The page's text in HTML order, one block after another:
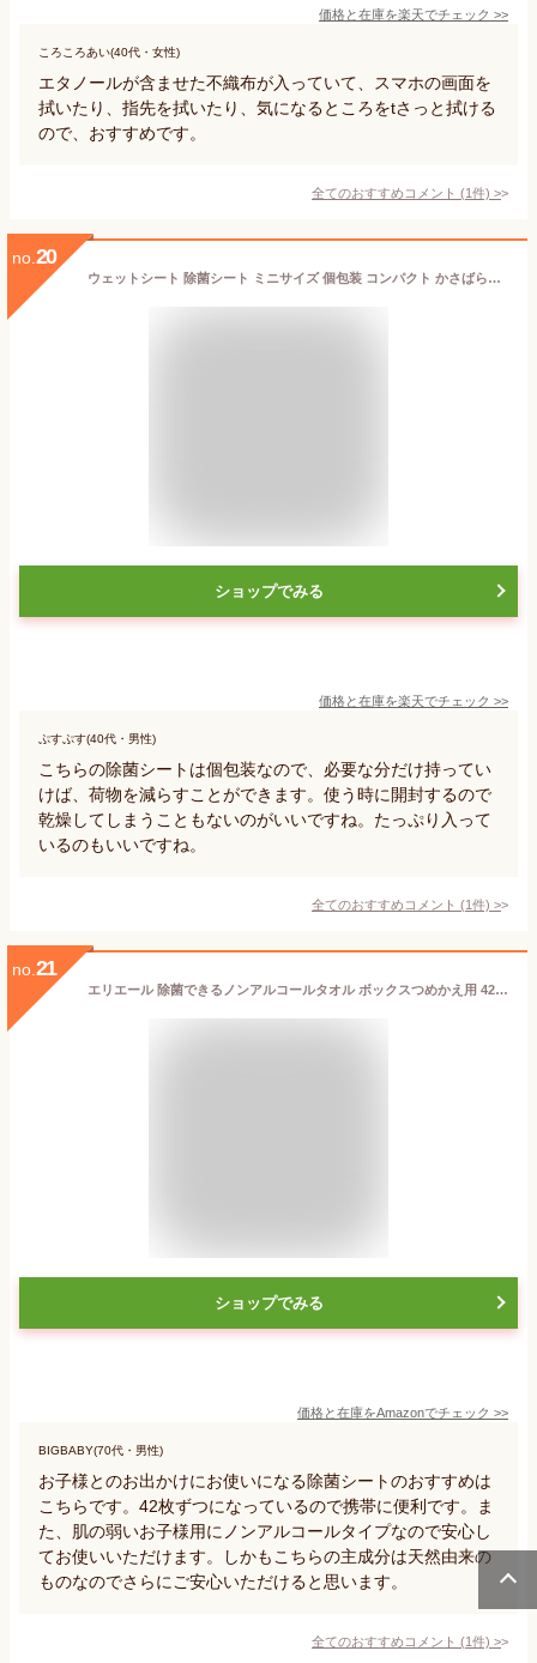
価格と在庫を楽天でチェック >>
ころころあい(40代・女性)
エタノールが含ませた不織布が入っていて、スマホの画面を
拭いたり、指先を拭いたり、気になるところをtさっと拭ける
ので、おすすめです。
全てのおすすめコメント (1件) >
no. 20
ウェットシート 除菌シート ミニサイズ 個包装 コンパクト かさばらない 除菌 便利 持ち運び 携帯用 雑菌 汚れ 清潔 綺麗 菌 子供 ベビー 食べこぼし 汚す【☆60】送料無料/除菌ミニシート
ショップでみる
価格と在庫を楽天でチェック >>
ぷすぷす(40代・男性)
こちらの除菌シートは個包装なので、必要な分だけ持ってい
けば、荷物を減らすことができます。使う時に開封するので
乾燥してしまうこともないのがいいですね。たっぷり入って
いるのもいいですね。
全てのおすすめコメント (1件) >
no. 21
エリエール 除菌できるノンアルコールタオル ボックスつめかえ用 420枚（42枚×10パック）ウェットティッシュ 【まとめ買い】
ショップでみる
価格と在庫をAmazonでチェック >>
BIGBABY(70代・男性)
お子様とのお出かけにお使いになる除菌シートのおすすめは
こちらです。42枚ずつになっているので携帯に便利です。ま
た、肌の弱いお子様用にノンアルコールタイプなので安心し
てお使いいただけます。しかもこちらの主成分は天然由来の
ものなのでさらにご安心いただけると思います。
全てのおすすめコメント (1件) >